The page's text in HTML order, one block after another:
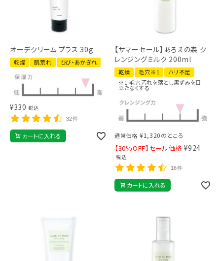
オーデクリーム プラス 30g
乾燥 肌荒れ ひび・あかぎれ
¥330 税込
32件
カートに入れる
【サマーセール】あろえの森 ク
レンジングミルク 200ml
乾燥 毛穴※1
ハリ不足
※1 毛穴汚れを落とし黒ずみを目
立たなくする
通常価格 ¥1,320のところ
【30％OFF】セール価格 ¥924
税込
16件
カートに入れる